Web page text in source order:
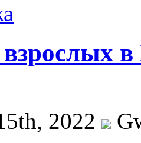
в
2022